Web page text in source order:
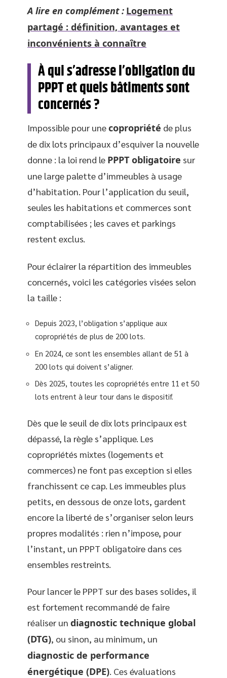
A lire en complément : Logement
partagé : définition, avantages et
inconvénients à connaître
À qui s’adresse l’obligation du
PPPT et quels bâtiments sont
concernés ?
Impossible pour unecopropriété de plus
de dix lots principaux d’esquiver la nouvelle
donne : la loi rend le PPPT obligatoire sur
une large palette d’immeubles à usage
d’habitation. Pour l’application du seuil,
seules les habitations et commerces sont
comptabilisées ; les caves et parkings
restent exclus.
Pour éclairer la répartition des immeubles
concernés, voici les catégories visées selon
la taille :
Depuis 2023, l’obligation s’applique aux
copropriétés de plus de 200 lots.
En 2024, ce sont les ensembles allant de 51 à
200 lots qui doivent s’aligner.
Dès 2025, toutes les copropriétés entre 11 et 50
lots entrent à leur tour dans le dispositif.
Dès que le seuil de dix lots principaux est
dépassé, la règle s’applique. Les
copropriétés mixtes (logements et
commerces) ne font pas exception si elles
franchissent ce cap. Les immeubles plus
petits, en dessous de onze lots, gardent
encore la liberté de s’organiser selon leurs
propres modalités : rien n’impose, pour
l’instant, un PPPT obligatoire dans ces
ensembles restreints.
Pour lancer le PPPT sur des bases solides, il
est fortement recommandé de faire
réaliser un diagnostic technique global
(DTG), ou sinon, au minimum, un
diagnostic de performance
énergétique (DPE). Ces évaluations